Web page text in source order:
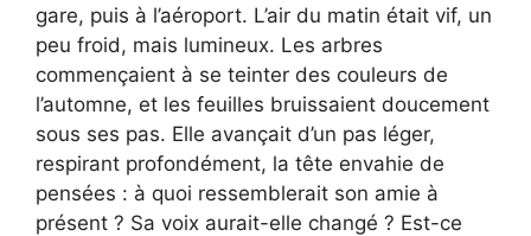
gare, puis à l’aéroport. L’air du matin était vif, un
peu froid, mais lumineux. Les arbres
commençaient à se teinter des couleurs de
l’automne, et les feuilles bruissaient doucement
sous ses pas. Elle avançait d’un pas léger,
respirant profondément, la tête envahie de
pensées : à quoi ressemblerait son amie à
présent ? Sa voix aurait-elle changé ? Est-ce